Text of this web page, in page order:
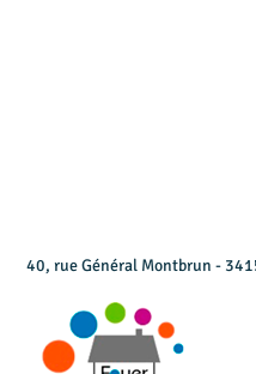
40, rue Général Montbrun -